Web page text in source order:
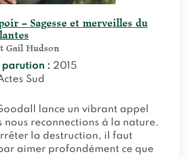
– Sagesse et merveilles du
Gail Hudson
parution : 2015
Sud
lance un vibrant appel
nous reconnections à la nature.
la destruction, il faut
aimer profondément ce que